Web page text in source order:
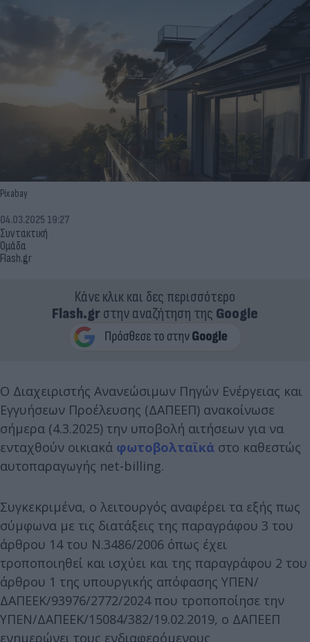
Pixabay
Συντακτική
Ομάδα
Flash.gr
04.03.2025 19:27
Κάνε κλικ και δες περισσότερο
Flash.grστην αναζήτηση της Google
Ο Διαχειριστής Ανανεώσιμων Πηγών Ενέργειας και
Εγγυήσεων Προέλευσης (ΔΑΠΕΕΠ) ανακοίνωσε
σήμερα (4.3.2025) την υποβολή αιτήσεων για να
ενταχθούν οικιακά φωτοβολταϊκά στο καθεστώς
αυτοπαραγωγής net-billing.
Συγκεκριμένα, ο λειτουργός αναφέρει τα εξής πως
σύμφωνα με τις διατάξεις της παραγράφου 3 του
άρθρου 14 του Ν.3486/2006 όπως έχει
τροποποιηθεί και ισχύει και της παραγράφου 2 του
άρθρου 1 της υπουργικής απόφασης ΥΠΕΝ/
ΔΑΠΕΕΚ/93976/2772/2024 που τροποποίησε την
ΥΠΕΝ/ΔΑΠΕΕΚ/15084/382/19.02.2019, ο ΔΑΠΕΕΠ
ενημερώνει τους ενδιαφερόμενους